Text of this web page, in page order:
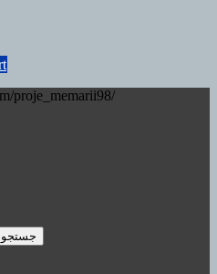
proje_memarii98/
جستجو